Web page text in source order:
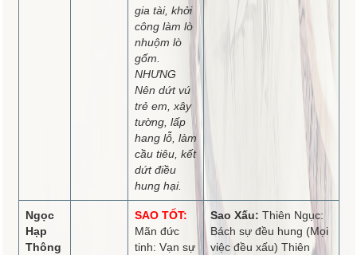
gia tài, khởi
công làm lò
nhuộm lò
gốm.
NHƯNG
Nên dứt vú
trẻ em, xây
tường, lấp
hang lỗ, làm
cầu tiêu, kết
dứt điều
hung hại.
Ngọc
Hạp
Thông
SAO TỐT:
Mãn đức
tinh: Vạn sự
Sao Xấu: Thiên Ngục:
Bách sự đều hung (Mọi
việc đều xấu) Thiên